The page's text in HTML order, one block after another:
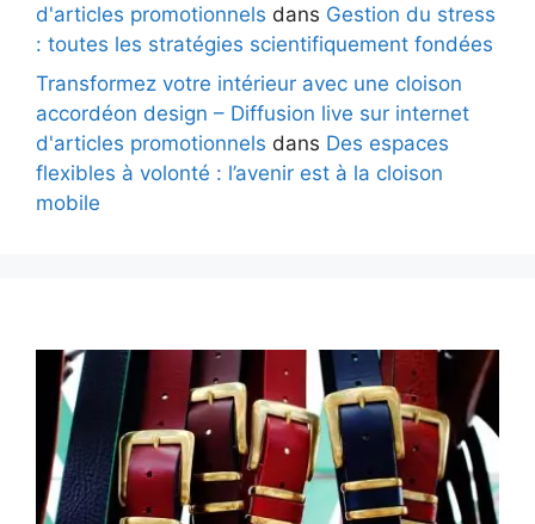
d'articles promotionnels dans Gestion du stress
: toutes les stratégies scientifiquement fondées
Transformez votre intérieur avec une cloison
accordéon design – Diffusion live sur internet
d'articles promotionnels dans Des espaces
flexibles à volonté : l’avenir est à la cloison
mobile